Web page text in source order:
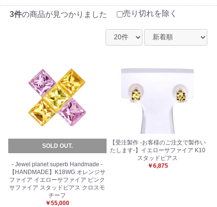
3件の商品が見つかりました 売り切れを除く
SOLD OUT.
- Jewel planet superb Handmade -
【HANDMADE】K18WG オレンジサ
ファイア イエローサファイア ピンク
サファイア スタッドピアス クロスモ
チーフ
￥55,000
【受注製作 -お客様のご注文で製作い
たします-】イエローサファイア K10
スタッドピアス
￥6,875